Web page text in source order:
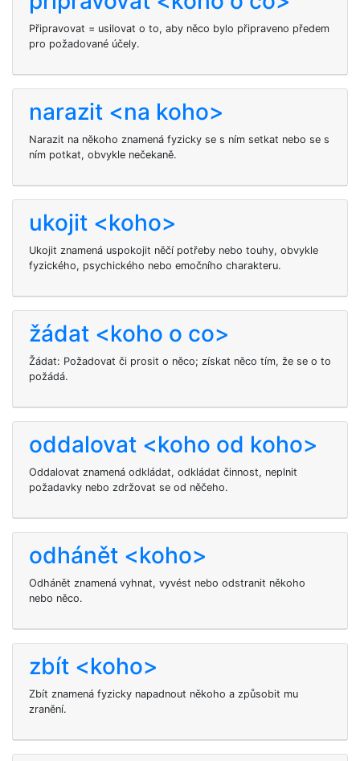
Připravovat = usilovat o to, aby něco bylo připraveno předem
pro požadované účely.
narazit <na koho>
Narazit na někoho znamená fyzicky se s ním setkat nebo se s
ním potkat, obvykle nečekaně.
ukojit <koho>
Ukojit znamená uspokojit něčí potřeby nebo touhy, obvykle
fyzického, psychického nebo emočního charakteru.
žádat <koho o co>
Žádat: Požadovat či prosit o něco; získat něco tím, že se o to
požádá.
oddalovat <koho od koho>
Oddalovat znamená odkládat, odkládat činnost, neplnit
požadavky nebo zdržovat se od něčeho.
odhánět <koho>
Odhánět znamená vyhnat, vyvést nebo odstranit někoho
nebo něco.
zbít <koho>
Zbít znamená fyzicky napadnout někoho a způsobit mu
zranění.